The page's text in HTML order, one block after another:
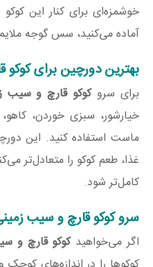
خوشمزه‌ای برای کنار این
آماده می‌کنید، سس گوجه
بهترین دورچین برای
برای سروکوکو قارچ و سیب
خیارشور، سبزی خوردن،
ماست استفاده کنید. این
غذا، طعم کوکو را متعادل‌تر
کامل‌تر شود.
سرو کوکو قارچ و سیب
اگر می‌خواهیدکوکو قارچ و